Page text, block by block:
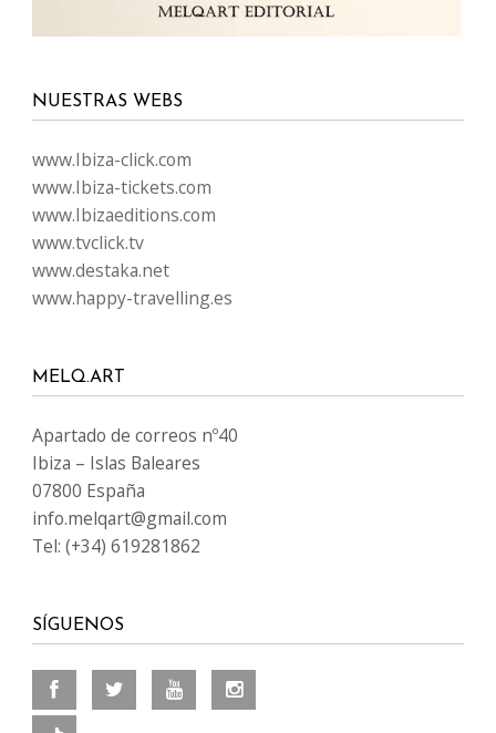
NUESTRAS WEBS
www.Ibiza-click.com
www.Ibiza-tickets.com
www.Ibizaeditions.com
www.tvclick.tv
www.destaka.net
www.happy-travelling.es
MELQ.ART
Apartado de correos nº40
Ibiza – Islas Baleares
07800 España
info.melqart@gmail.com
Tel: (+34) 619281862
SÍGUENOS